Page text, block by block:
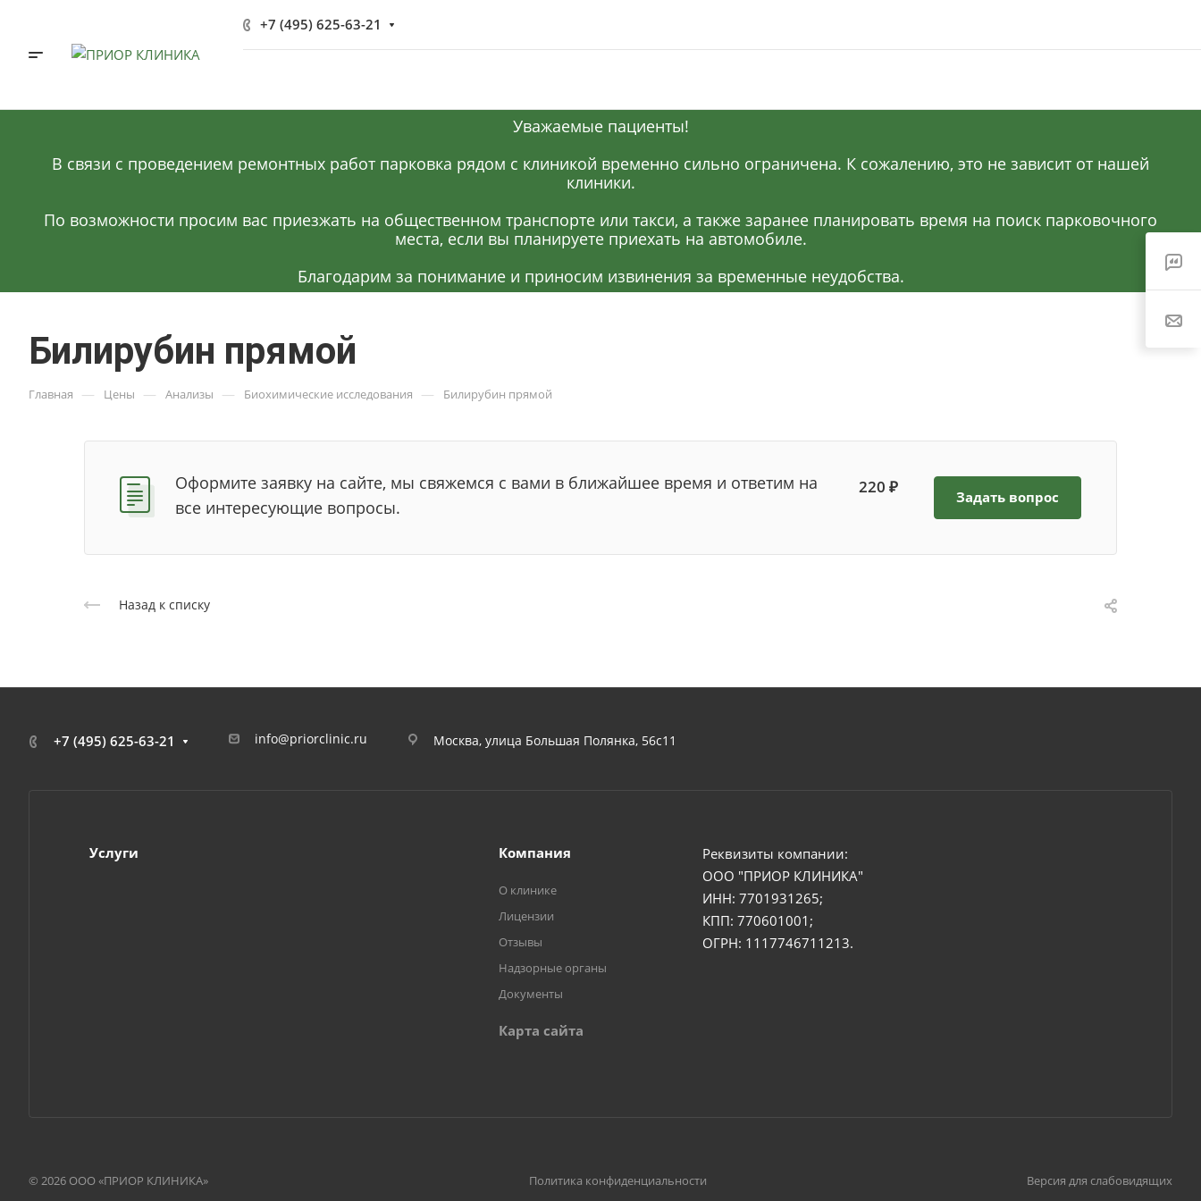
+7 (495) 625-63-21
Уважаемые пациенты!
В связи с проведением ремонтных работ парковка рядом с клиникой временно сильно ограничена. К сожалению, это не зависит от нашей
клиники.
По возможности просим вас приезжать на общественном транспорте или такси, а также заранее планировать время на поиск парковочного
места, если вы планируете приехать на автомобиле.
Благодарим за понимание и приносим извинения за временные неудобства.
Билирубин прямой
Главная — Цены — Анализы — Биохимические исследования — Билирубин прямой
Оформите заявку на сайте, мы свяжемся с вами в ближайшее время и ответим на
все интересующие вопросы.
220 ₽ Задать вопрос
Назад к списку
+7 (495) 625-63-21 info@priorclinic.ru Москва, улица Большая Полянка, 56с11
Услуги Компания
О клинике
Лицензии
Отзывы
Надзорные органы
Документы
Карта сайта
Реквизиты компании:
ООО "ПРИОР КЛИНИКА"
ИНН: 7701931265;
КПП: 770601001;
ОГРН: 1117746711213.
© 2026 ООО «ПРИОР КЛИНИКА» Политика конфиденциальности Версия для слабовидящих